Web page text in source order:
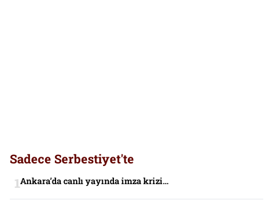
Sadece Serbestiyet'te
Ankara’da canlı yayında imza krizi…